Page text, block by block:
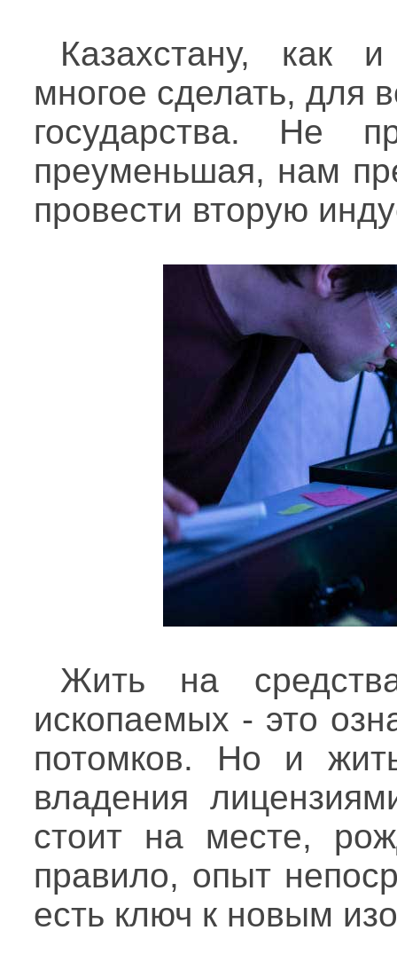
Казахстану, как
многое сделать, для
государства. Не
преуменьшая, нам
провести вторую
Жить на
ископаемых - это
потомков. Но и
владения
стоит на месте,
правило, опыт
есть ключ к новым